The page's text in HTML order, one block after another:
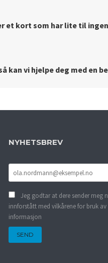
et kort som har lite til
kan vi hjelpe deg med en
NYHETSBREV
Jeg godtar at dere sender meg
innforstått med vilkårene for bruk
informasjon